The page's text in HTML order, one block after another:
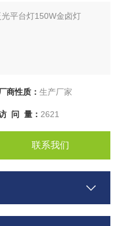
平台灯150W金卤灯
商性质： 生产厂家
问 量： 2621
联系我们